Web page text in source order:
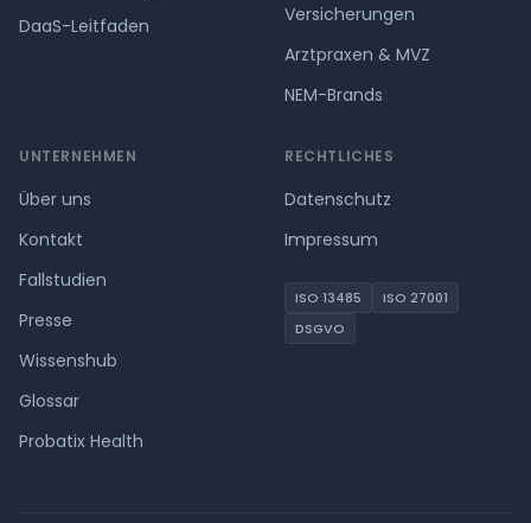
DaaS-Leitfaden
Versicherungen
Arztpraxen & MVZ
NEM-Brands
UNTERNEHMEN
Über uns
Kontakt
Fallstudien
Presse
Wissenshub
Glossar
Probatix Health
RECHTLICHES
Datenschutz
Impressum
ISO 13485
ISO 27001
DSGVO